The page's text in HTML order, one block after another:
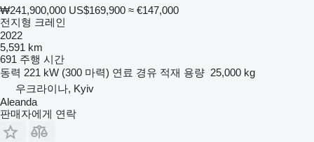
₩241,900,000 US$169,900 ≈ €147,000
전지형 크레인
2022
5,591 km
691 주행 시간
동력 221 kW (300 마력) 연료 경유 적재 용량 25,000 kg
우크라이나, Kyiv
Aleanda
판매자에게 연락